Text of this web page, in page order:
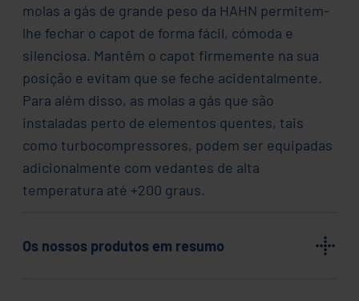
molas a gás de grande peso da HAHN permitem-
lhe fechar o capot de forma fácil, cómoda e
silenciosa. Mantêm o capot firmemente na sua
posição e evitam que se feche acidentalmente.
Para além disso, as molas a gás que são
instaladas perto de elementos quentes, tais
como turbocompressores, podem ser equipadas
adicionalmente com vedantes de alta
temperatura até +200 graus.
Os nossos produtos em resumo